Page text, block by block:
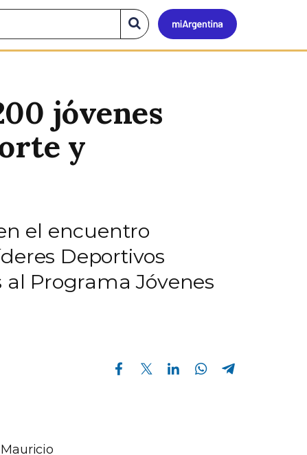
Mi
Buscar
en
el
jóvenes
y
el encuentro
Deportivos
Programa Jóvenes
Compartir en Facebook Compartir en Twitter Compartir en Linkedin Compartir en Whatsapp